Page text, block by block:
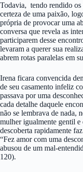
Todavia, tendo rendido os
certeza de uma paixão,
própria de provocar uma
conversa que revela as
participarem desse
levaram a querer sua
abrem rotas paralelas em
Irena ficara convencida
de seu casamento infeliz
passava por uma
cada detalhe daquele
não se lembrava de nada,
mulher igualmente gentil
descoberta rapidamente
“Fez amor com uma
abusou de um mal-
120).